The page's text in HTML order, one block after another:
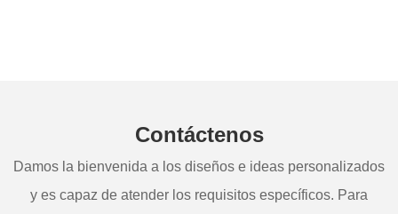
Contáctenos
Damos la bienvenida a los diseños e ideas personalizados
y es capaz de atender los requisitos específicos. Para